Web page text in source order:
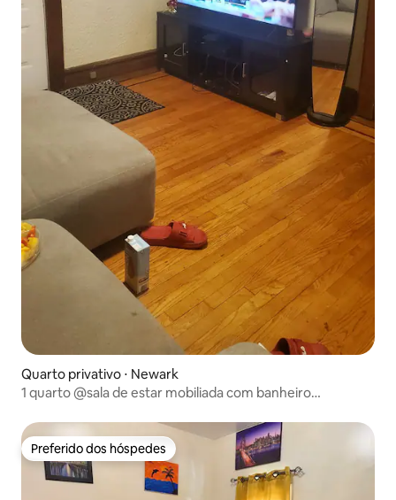
Quarto privativo ⋅ Newark
1 quarto @sala de estar mobiliada com banheiro
Preferido dos hóspedes
Preferido dos hóspedes